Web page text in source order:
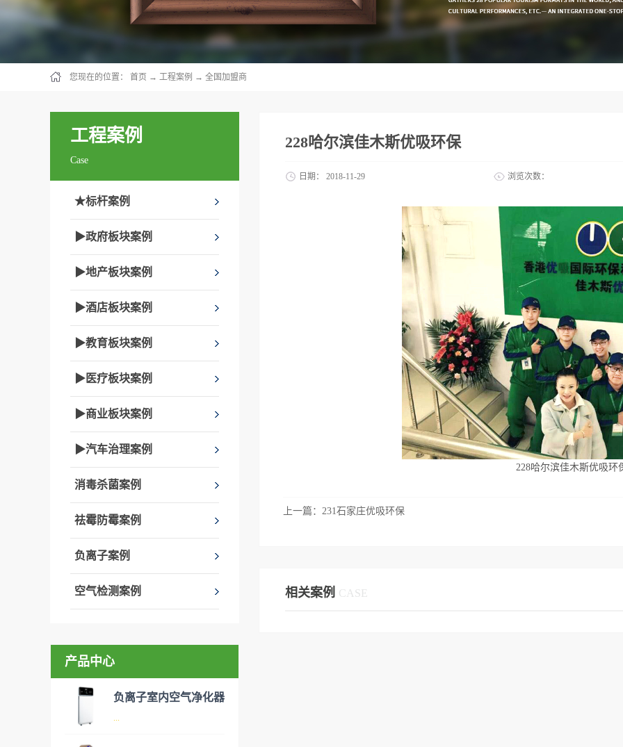
您现在的位置： 首页 → 工程案例 → 全国加盟商
工程案例
Case
★标杆案例
▶政府板块案例
▶地产板块案例
▶酒店板块案例
▶教育板块案例
▶医疗板块案例
▶商业板块案例
▶汽车治理案例
消毒杀菌案例
祛霉防霉案例
负离子案例
空气检测案例
产品中心
负离子室内空气净化器
...
228哈尔滨佳木斯优吸环保
日期： 2018-11-29 浏览次数：
228哈尔滨佳木斯优吸环
上一篇： 231石家庄优吸环保
相关案例 CASE